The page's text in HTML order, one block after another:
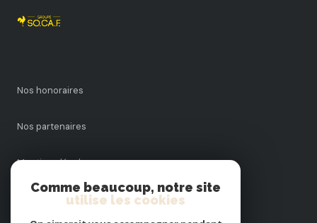
Nos honoraires
Nos partenaires
Mentions légales
Comme beaucoup, notre site
utilise les cookies